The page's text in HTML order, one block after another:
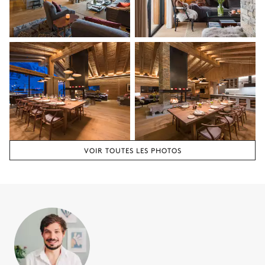
Douche
Vasque simple
WC
Chambre 3
Dressing
Balcon
Lit double inséparable
TV
Chambre 3 salle de bain
Chambre 4
VOIR TOUTES LES PHOTOS